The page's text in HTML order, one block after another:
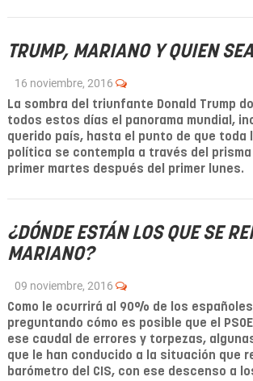
TRUMP, MARIANO Y QUIEN SEA
16 noviembre, 2016
La sombra del triunfante Donald Trump
todos estos días el panorama mundial,
querido país, hasta el punto de que toda
política se contempla a través del prisma
primer martes después del primer lunes.
¿DÓNDE ESTÁN LOS QUE SE
MARIANO?
09 noviembre, 2016
Como le ocurrirá al 90% de los
preguntando cómo es posible que el
ese caudal de errores y torpezas,
que le han conducido a la situación que
barómetro del CIS, con ese descenso a